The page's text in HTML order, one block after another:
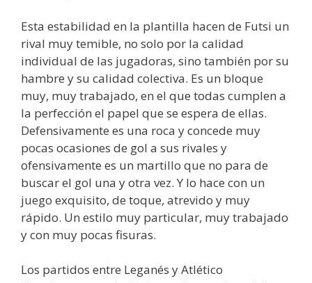
Esta estabilidad en la plantilla hacen de Futsi un
rival muy temible, no solo por la calidad
individual de las jugadoras, sino también por su
hambre y su calidad colectiva. Es un bloque
muy, muy trabajado, en el que todas cumplen a
la perfección el papel que se espera de ellas.
Defensivamente es una roca y concede muy
pocas ocasiones de gol a sus rivales y
ofensivamente es un martillo que no para de
buscar el gol una y otra vez. Y lo hace con un
juego exquisito, de toque, atrevido y muy
rápido. Un estilo muy particular, muy trabajado
y con muy pocas fisuras.
Los partidos entre Leganés y Atlético